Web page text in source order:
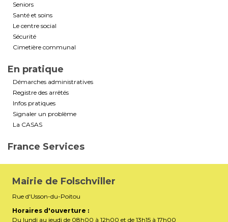
Seniors
Santé et soins
Le centre social
Sécurité
Cimetière communal
En pratique
Démarches administratives
Registre des arrêtés
Infos pratiques
Signaler un problème
La CASAS
France Services
Mairie de Folschviller
Rue d'Usson-du-Poitou
Horaires d'ouverture :
Du lundi au jeudi de 08h00 à 12h00 et de 13h15 à 17h00